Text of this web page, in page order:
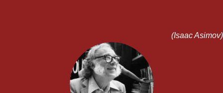
(Isaac Asimov)